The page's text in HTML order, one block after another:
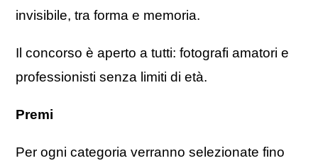
invisibile, tra forma e memoria.
Il concorso è aperto a tutti: fotografi amatori e
professionisti senza limiti di età.
Premi
Per ogni categoria verranno selezionate fino